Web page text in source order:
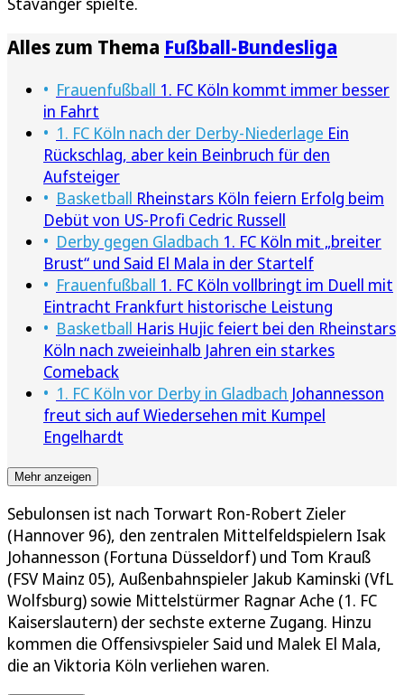
Alles zum Thema Fußball-Bundesliga
Frauenfußball 1. FC Köln kommt immer besser
in Fahrt
1. FC Köln nach der Derby-Niederlage Ein
Rückschlag, aber kein Beinbruch für den
Aufsteiger
Basketball Rheinstars Köln feiern Erfolg beim
Debüt von US-Profi Cedric Russell
Derby gegen Gladbach 1. FC Köln mit „breiter
Brust“ und Said El Mala in der Startelf
Frauenfußball 1. FC Köln vollbringt im Duell mit
Eintracht Frankfurt historische Leistung
Basketball Haris Hujic feiert bei den Rheinstars
Köln nach zweieinhalb Jahren ein starkes
Comeback
1. FC Köln vor Derby in Gladbach Johannesson
freut sich auf Wiedersehen mit Kumpel
Engelhardt
Mehr anzeigen
Sebulonsen ist nach Torwart Ron-Robert Zieler
(Hannover 96), den zentralen Mittelfeldspielern Isak
Johannesson (Fortuna Düsseldorf) und Tom Krauß
(FSV Mainz 05), Außenbahnspieler Jakub Kaminski (VfL
Wolfsburg) sowie Mittelstürmer Ragnar Ache (1. FC
Kaiserslautern) der sechste externe Zugang. Hinzu
kommen die Offensivspieler Said und Malek El Mala,
die an Viktoria Köln verliehen waren.